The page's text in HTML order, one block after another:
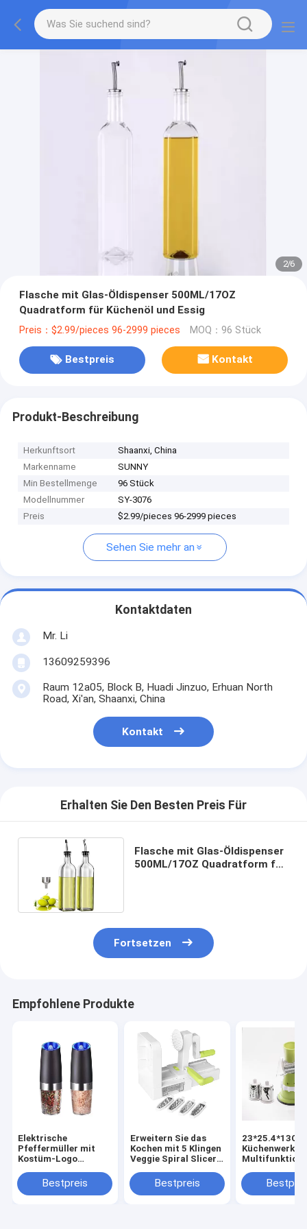
2/6
Flasche mit Glas-Öldispenser 500ML/17OZ
Quadratform für Küchenöl und Essig
Preis：$2.99/pieces 96-2999 pieces MOQ：96 Stück
Bestpreis Kontakt
Produkt-Beschreibung
Herkunftsort
Shaanxi, China
Markenname
SUNNY
Min Bestellmenge
96 Stück
Modellnummer
SY-3076
Preis
$2.99/pieces 96-2999 pieces
Sehen Sie mehr an
Kontaktdaten
Mr. Li
13609259396
Raum 12a05, Block B, Huadi Jinzuo, Erhuan North
Road, Xi'an, Shaanxi, China
Kontakt
Erhalten Sie Den Besten Preis Für
Flasche mit Glas-Öldispenser
500ML/17OZ Quadratform für
Fortsetzen
Empfohlene Produkte
Elektrische
Pfeffermüller mit
Kostüm-Logo
Salz- und
Pfeffermühle
Bestpreis
Erweitern Sie das
Kochen mit 5 Klingen
Veggie Spiral Slicer
EdelstahlBestpreis
23*25.4*13CM
Handwerk